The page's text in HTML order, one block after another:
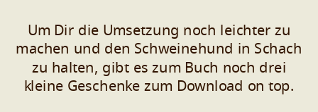
Um Dir die Umsetzung noch leichter zu
machen und den Schweinehund in Schach
zu halten, gibt es zum Buch noch drei
kleine Geschenke zum Download on top.